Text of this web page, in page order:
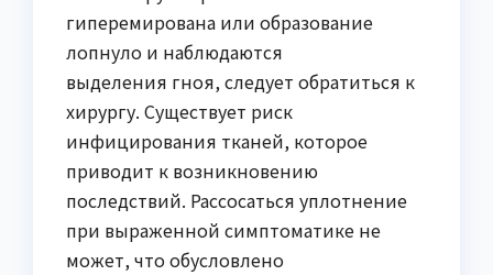
гиперемирована или образование
лопнуло и наблюдаются
выделения гноя, следует обратиться к
хирургу. Существует риск
инфицирования тканей, которое
приводит к возникновению
последствий. Рассосаться уплотнение
при выраженной симптоматике не
может, что обусловлено